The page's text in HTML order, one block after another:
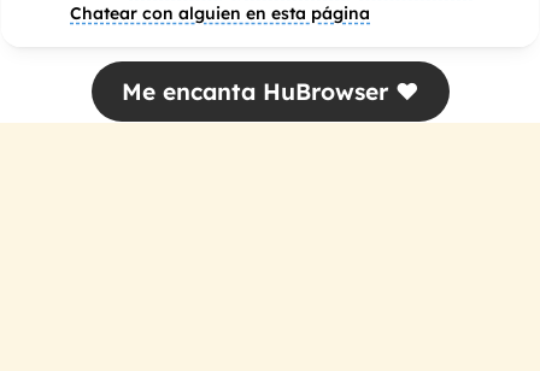
Chatear con alguien en esta página
Me encanta HuBrowser ❤️